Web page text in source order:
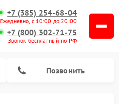
+7 (385) 254-68-04
Ежедневно, с 10:00 до 20:00
+7 (800) 302-71-75
Звонок бесплатный по РФ
Позвонить